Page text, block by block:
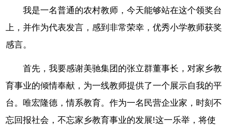
我是一名普通的农村教师，今天能够站在这个领奖台
上，并作为代表发言，感到非常荣幸，优秀小学教师获奖
感言。
首先，我要感谢美驰集团的张立群董事长，对家乡教
育事业的倾情奉献，为一线教师提供了一个展示自我的平
台。唯宏隆德，情系教育。作为一名民营企业家，时刻不
忘回报社会，不忘家乡教育事业的发展!这一乐举，将使